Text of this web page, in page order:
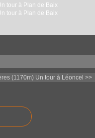
(1170m) Un tour à Léoncel >>